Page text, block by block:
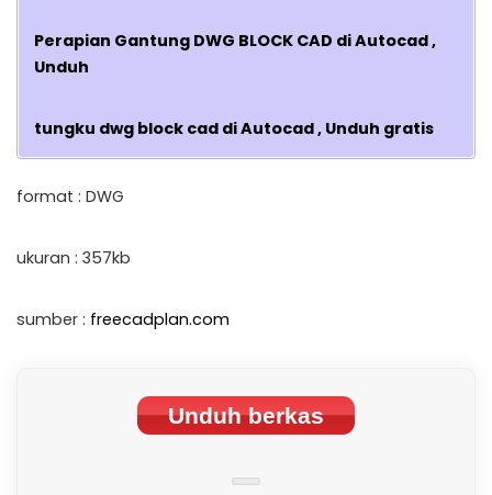
Perapian Gantung DWG BLOCK CAD di Autocad ,
Unduh
tungku dwg block cad di Autocad , Unduh gratis
format : DWG
ukuran : 357kb
sumber : freecadplan.com
Unduh berkas